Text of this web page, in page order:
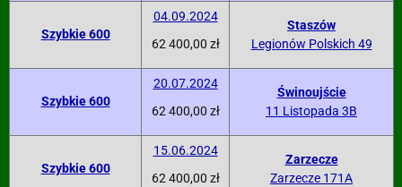
Szybkie 600
04.09.2024
62 400,00 zł
Staszów
Legionów Polskich 49
Szybkie 600
20.07.2024
62 400,00 zł
Świnoujście
11 Listopada 3B
Szybkie 600
15.06.2024
62 400,00 zł
Zarzecze
Zarzecze 171A